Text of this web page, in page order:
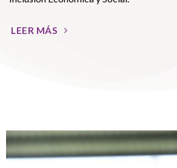
LEER MÁS